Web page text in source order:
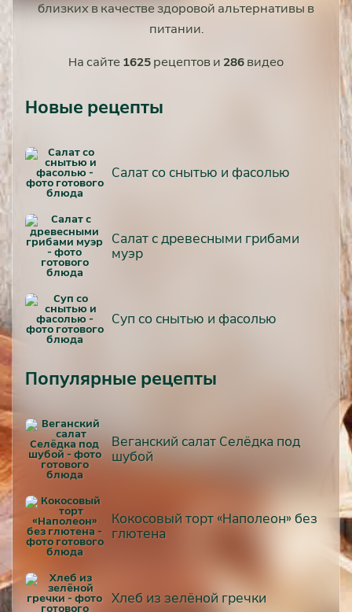
близких в качестве здоровой альтернативы в
питании.
На сайте 1625 рецептов и 286 видео
Новые рецепты
Салат со снытью и фасолью
Салат с древесными грибами
муэр
Суп со снытью и фасолью
Популярные рецепты
Веганский салат Селёдка под
шубой
Кокосовый торт «Наполеон» без
глютена
Хлеб из зелёной гречки